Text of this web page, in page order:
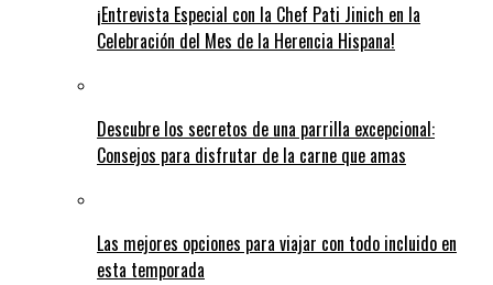
¡Entrevista Especial con la Chef Pati Jinich en la
Celebración del Mes de la Herencia Hispana!
Descubre los secretos de una parrilla excepcional:
Consejos para disfrutar de la carne que amas
Las mejores opciones para viajar con todo incluido en
esta temporada